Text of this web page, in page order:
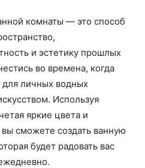
комнаты — это способ
и эстетику прошлых
во времена, когда
для личных водных
Используя
яркие цвета и
сможете создать ванную
будет радовать вас